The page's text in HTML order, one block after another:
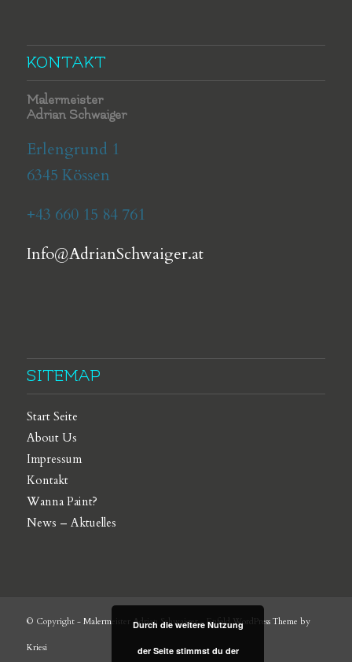
KONTAKT
Malermeister
Adrian Schwaiger
Erlengrund 1
6345 Kössen
+43 660 15 84 761
Info@AdrianSchwaiger.at
SITEMAP
Start Seite
About Us
Impressum
Kontakt
Wanna Paint?
News – Aktuelles
© Copyright - Malermeister Adrian Schwaiger- Enfold WordPress Theme by
Kriesi
Durch die weitere Nutzung
der Seite stimmst du der